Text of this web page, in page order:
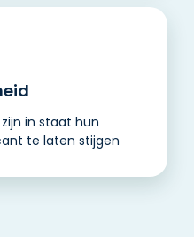
in staat hun
te laten stijgen